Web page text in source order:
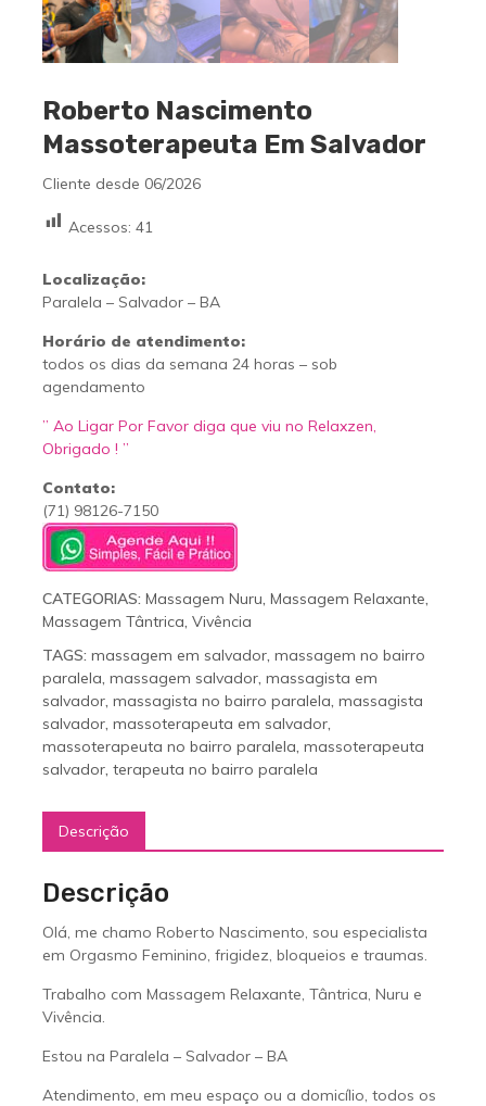
Roberto Nascimento
Massoterapeuta Em Salvador
Cliente desde 06/2026
Acessos: 41
Localização:
Paralela – Salvador – BA
Horário de atendimento:
todos os dias da semana 24 horas – sob
agendamento
” Ao Ligar Por Favor diga que viu no Relaxzen,
Obrigado ! ”
Contato:
(71) 98126-7150
CATEGORIAS: Massagem Nuru, Massagem Relaxante,
Massagem Tântrica, Vivência
TAGS: massagem em salvador, massagem no bairro
paralela, massagem salvador, massagista em
salvador, massagista no bairro paralela, massagista
salvador, massoterapeuta em salvador,
massoterapeuta no bairro paralela, massoterapeuta
salvador, terapeuta no bairro paralela
Descrição
Descrição
Olá, me chamo Roberto Nascimento, sou especialista
em Orgasmo Feminino, frigidez, bloqueios e traumas.
Trabalho com Massagem Relaxante, Tântrica, Nuru e
Vivência.
Estou na Paralela – Salvador – BA
Atendimento, em meu espaço ou a domicílio, todos os